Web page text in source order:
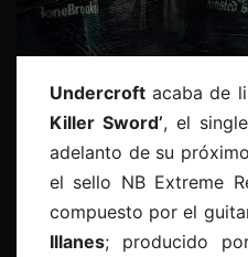
Undercroft acaba de
Killer Sword’, el
adelanto de su
el sello NB Extreme
compuesto por el
Illanes; producido